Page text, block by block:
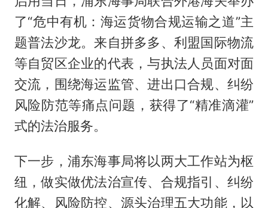
了“危中有机：海运货物合规运输之道”主
题普法沙龙。来自拼多多、利盟国际物流
等自贸区企业的代表，与执法人员面对面
交流，围绕海运监管、进出口合规、纠纷
风险防范等痛点问题，获得了“精准滴灌”
式的法治服务。
下一步，浦东海事局将以两大工作站为枢
纽，做实做优法治宣传、合规指引、纠纷
化解、风险防控、源头治理五大功能，以